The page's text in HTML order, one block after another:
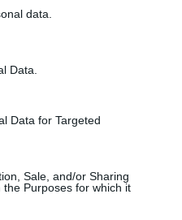
data.
Data.
Data for Targeted
Sale, and/or Sharing
Purposes for which it